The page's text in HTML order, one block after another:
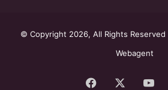
© Copyright 2026, All Rights
Webagent
Facebook